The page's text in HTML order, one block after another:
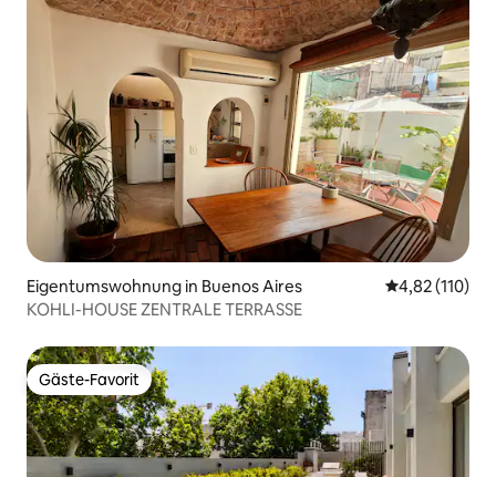
Eigentumswohnung in Buenos Aires
4,82 (110)
KOHLI-HOUSE ZENTRALE TERRASSE
Gäste-Favorit
Gäste-Favorit